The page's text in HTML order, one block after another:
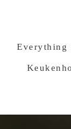
Everything